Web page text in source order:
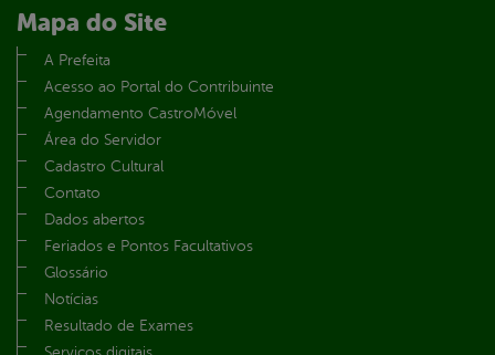
Mapa do Site
A Prefeita
Acesso ao Portal do Contribuinte
Agendamento CastroMóvel
Área do Servidor
Cadastro Cultural
Contato
Dados abertos
Feriados e Pontos Facultativos
Glossário
Notícias
Resultado de Exames